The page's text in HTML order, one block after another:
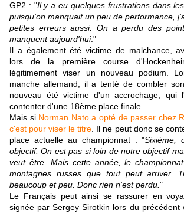
GP2 : "Il y a eu quelques frustrations dans
puisqu'on manquait un peu de performance,
petites erreurs aussi. On a perdu des
manquent aujourd'hui."
Il a également été victime de malchance,
lors de la première course
légitimement viser un nouveau podium.
manche allemand, il a tenté de combler
nouveau été victime d'un accrochage, qui
contenter d'une 18ème place finale.
Mais si Norman Nato a opté de passer chez
c'est pour viser le titre . Il ne peut donc se
place actuelle au championnat : "Sixième,
objectif. On est pas si loin de notre objectif
veut être. Mais cette année, le
montagnes russes que tout peut arriver.
beaucoup et peu. Donc rien n'est perdu. "
Le Français peut ainsi se rassurer en
signée par Sergey Sirotkin lors du précédent